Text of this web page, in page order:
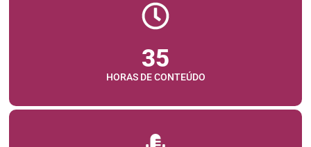
35
HORAS DE CONTEÚDO